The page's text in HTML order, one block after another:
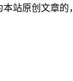
站原创文章